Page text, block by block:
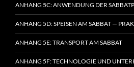
ANHANG 5C: ANWENDUNG DER
ANHANG 5D: SPEISEN AM SABBAT —
ANHANG 5E: TRANSPORT AM SABBAT
ANHANG 5F: TECHNOLOGIE UND